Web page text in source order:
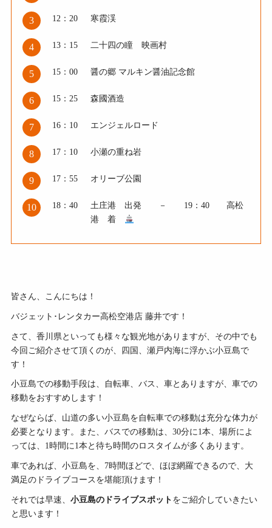
3 12：20 寒霞渓
4 13：15 二十四の瞳 映画村
5 15：00 醤の郷 マルキン醤油記念館
6 15：25 森國酒造
7 16：10 エンジェルロード
8 17：10 小瀬の重ね岩
9 17：55 オリーブ公園
10 18：40
土庄港 出発 － 19：40 高松
港 着
皆さん、こんにちは！
バジェット･レンタカー高松空港店 藤井です！
さて、香川県といっても様々な観光地がありますが、その中でも
今回ご紹介させて頂くのが、四国、瀬戸内海に浮かぶ小豆島で
す！
小豆島での移動手段は、自転車、バス、車とありますが、車での
移動をおすすめします！
なぜならば、山道の多い小豆島を自転車での移動は充分な体力が
必要となります。また、バスでの移動は、30分に1本、場所によ
っては、1時間に1本と待ち時間のロスタイムが多くあります。
車であれば、小豆島を、7時間ほどで、ほぼ網羅できるので、大
満足のドライブコースを堪能頂けます！
それでは早速、 小豆島のドライブスポット をご紹介していきたい
と思います！